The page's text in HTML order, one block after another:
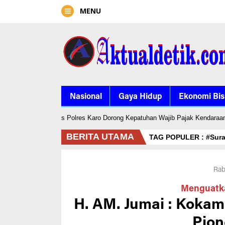
MENU
Nasional Gaya Hidup Ekonomi
Satlantas Polres Karo Dorong Kepatuhan Wajib Pajak Kendaraan
BERITA UTAMA TAG POPULER :
H. AM. Jumai :